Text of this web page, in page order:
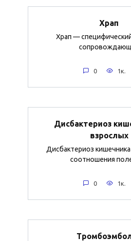
Храп
Храп —
0 1к.
Дисбактериоз
взрослых
Дисбактериоз
соотношения
0 1к.